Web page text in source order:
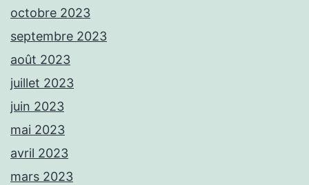
octobre 2023
septembre 2023
août 2023
juillet 2023
juin 2023
mai 2023
avril 2023
mars 2023